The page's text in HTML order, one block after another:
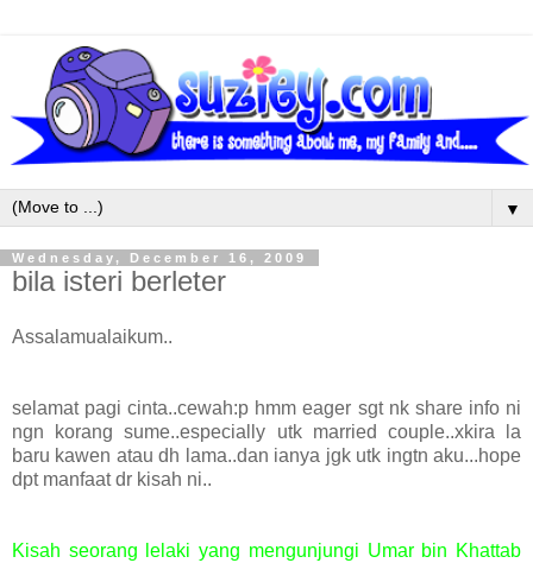
▼
Wednesday, December 16, 2009
bila isteri berleter
Assalamualaikum..
selamat pagi cinta..cewah:p hmm eager sgt nk share info ni
ngn korang sume..especially utk married couple..xkira la
baru kawen atau dh lama..dan ianya jgk utk ingtn aku...hope
dpt manfaat dr kisah ni..
Kisah seorang lelaki yang mengunjungi Umar bin Khattab